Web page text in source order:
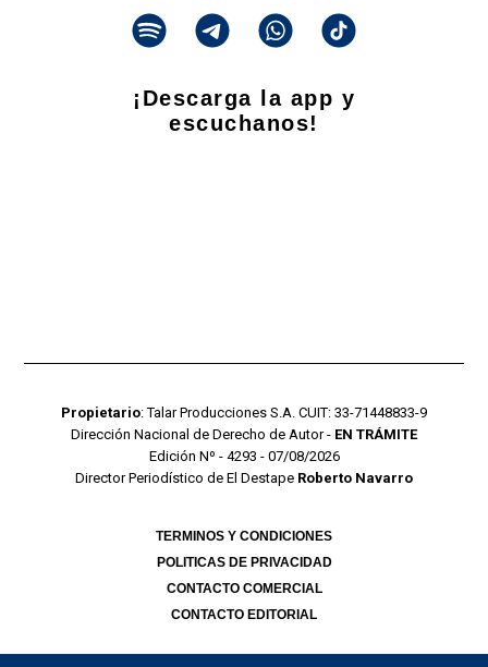
¡Descarga la app y
escuchanos!
Propietario: Talar Producciones S.A. CUIT: 33-71448833-9
Dirección Nacional de Derecho de Autor - EN TRÁMITE
Edición Nº - 4293 - 07/08/2026
Director Periodístico de El Destape Roberto Navarro
TERMINOS Y CONDICIONES
POLITICAS DE PRIVACIDAD
CONTACTO COMERCIAL
CONTACTO EDITORIAL